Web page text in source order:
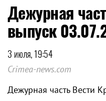
Дежурная
выпуск
3 июля, 19:54
Crimea-news.com
Дежурная часть Вести